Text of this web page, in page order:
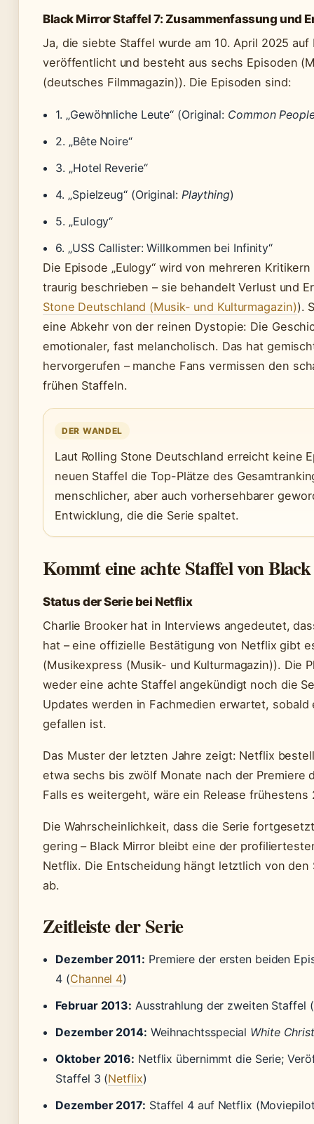
Black Mirror Staffel 7: Zusammenfassung und
Ja, die siebte Staffel wurde am 10. April 2025 auf
veröffentlicht und besteht aus sechs Episoden
(deutsches Filmmagazin)). Die Episoden sind:
1. „Gewöhnliche Leute“ (Original: Common
2. „Bête Noire“
3. „Hotel Reverie“
4. „Spielzeug“ (Original: Plaything)
5. „Eulogy“
6. „USS Callister: Willkommen bei Infinity“
Die Episode „Eulogy“ wird von mehreren
traurig beschrieben – sie behandelt Verlust und
Stone Deutschland (Musik- und Kulturmagazin)).
eine Abkehr von der reinen Dystopie: Die
emotionaler, fast melancholisch. Das hat
hervorgerufen – manche Fans vermissen den
frühen Staffeln.
DER WANDEL
Laut Rolling Stone Deutschland erreicht keine
neuen Staffel die Top-Plätze des
menschlicher, aber auch vorhersehbarer
Entwicklung, die die Serie spaltet.
Kommt eine achte Staffel von
Status der Serie bei Netflix
Charlie Brooker hat in Interviews angedeutet,
hat – eine offizielle Bestätigung von Netflix gibt
(Musikexpress (Musik- und Kulturmagazin)). Die
weder eine achte Staffel angekündigt noch die
Updates werden in Fachmedien erwartet, sobald
gefallen ist.
Das Muster der letzten Jahre zeigt: Netflix
etwa sechs bis zwölf Monate nach der Premiere
Falls es weitergeht, wäre ein Release frühestens
Die Wahrscheinlichkeit, dass die Serie
gering – Black Mirror bleibt eine der
Netflix. Die Entscheidung hängt letztlich von den
ab.
Zeitleiste der Serie
Dezember 2011: Premiere der ersten beiden
4 (Channel 4)
Februar 2013: Ausstrahlung der zweiten Staffel (
Dezember 2014: Weihnachtsspecial White
Oktober 2016: Netflix übernimmt die Serie;
Staffel 3 (Netflix)
Dezember 2017: Staffel 4 auf Netflix